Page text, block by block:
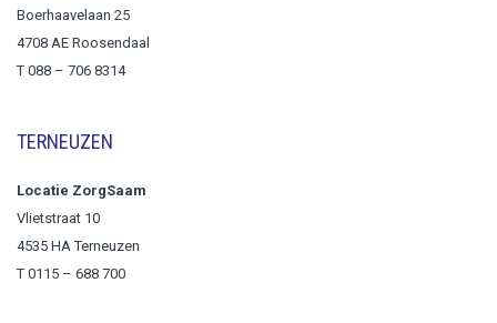
Boerhaavelaan 25
4708 AE Roosendaal
T 088 – 706 8314
TERNEUZEN
Locatie ZorgSaam
Vlietstraat 10
4535 HA Terneuzen
T 0115 – 688 700